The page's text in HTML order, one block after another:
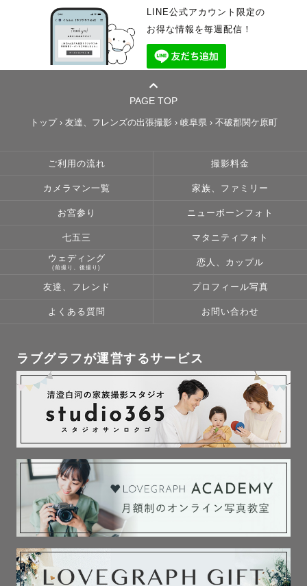
LINE公式アカウント限定の
お得な情報を毎週配信！
PAGE TOP
トップ› 友達、フレンズの出張撮影 › 岐阜県› 不破郡関ケ原町
ご利用の流れ 撮影料金
カメラマン一覧 家族、ファミリー
お宮参り ニューボーンフォト
七五三 マタニティフォト
ウェディング
(前撮り、後撮り)
恋人、カップル
友達、フレンド プロフィール写真
よくある質問 お問い合わせ
ラブグラフが運営するサービス